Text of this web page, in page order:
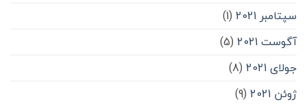
سپتامبر 2021
(1)
آگوست 2021
(5)
جولای 2021
(8)
ژوئن 2021
(9)